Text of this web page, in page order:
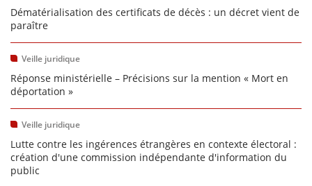
Dématérialisation des certificats de décès : un décret vient de
paraître
Veille juridique
Réponse ministérielle – Précisions sur la mention « Mort en
déportation »
Veille juridique
Lutte contre les ingérences étrangères en contexte électoral :
création d'une commission indépendante d'information du
public